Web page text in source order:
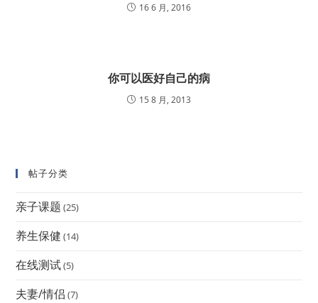
16 6 月, 2016
你可以医好自己的病
15 8 月, 2013
帖子分类
亲子课题 (25)
养生保健 (14)
在线测试(5)
夫妻/情侣 (7)